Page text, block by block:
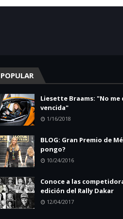
POPULAR
Liesette Braams: "No me
vencida"
1/16/2018
BLOG: Gran Premio de
pongo?
10/24/2016
Conoce a las
edición del Rally Dakar
12/04/2017